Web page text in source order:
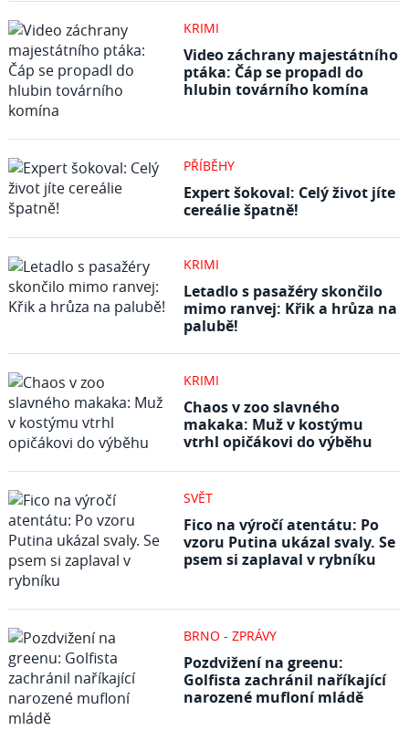
KRIMI
Video záchrany majestátního
ptáka: Čáp se propadl do
hlubin továrního komína
PŘÍBĚHY
Expert šokoval: Celý život jíte
cereálie špatně!
KRIMI
Letadlo s pasažéry skončilo
mimo ranvej: Křik a hrůza na
palubě!
KRIMI
Chaos v zoo slavného
makaka: Muž v kostýmu
vtrhl opičákovi do výběhu
SVĚT
Fico na výročí atentátu: Po
vzoru Putina ukázal svaly. Se
psem si zaplaval v rybníku
BRNO - ZPRÁVY
Pozdvižení na greenu:
Golfista zachránil naříkající
narozené mufloní mládě